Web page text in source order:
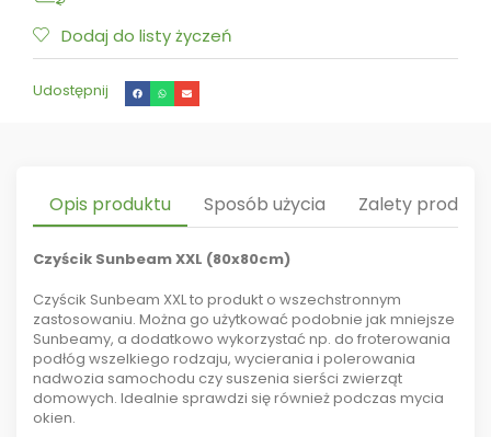
Dodaj do listy życzeń
Udostępnij
Opis produktu Sposób użycia Zalety
Czyścik Sunbeam XXL (80x80cm)
Czyścik Sunbeam XXL to produkt o wszechstronnym
zastosowaniu. Można go użytkować podobnie jak mniejsze
Sunbeamy, a dodatkowo wykorzystać np. do froterowania
podłóg wszelkiego rodzaju, wycierania i polerowania
nadwozia samochodu czy suszenia sierści zwierząt
domowych. Idealnie sprawdzi się również podczas mycia
okien.